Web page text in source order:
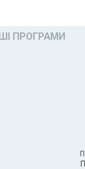
ПРОГРАМИ